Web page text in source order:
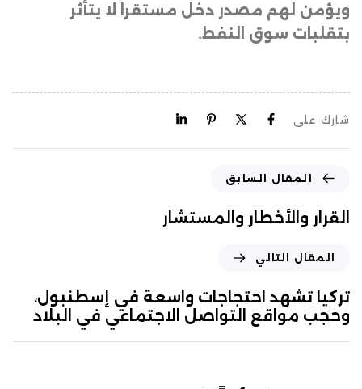
ويؤمن لهم مصدر دخل مستقرا لا يتأثر
بتقلبات سوق النفط.
شارك على
المقال السابق
القرار والأخطار والمستشار
المقال التالي
تركيا تشهد احتجاجات واسعة في إسطنبول،
وحجب مواقع التواصل الاجتماعي في البلاد